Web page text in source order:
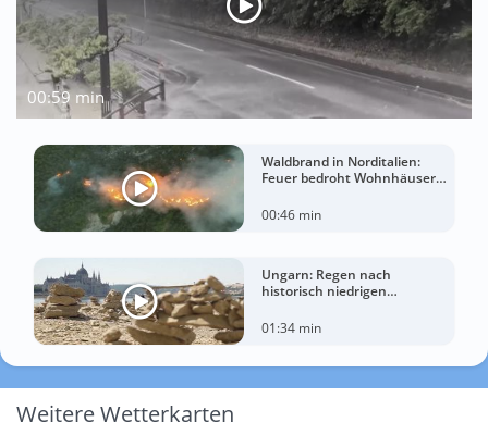
00:59 min
Waldbrand in Norditalien:
Feuer bedroht Wohnhäuser
00:46 min
Ungarn: Regen nach
historisch niedrigen
01:34 min
Weitere Wetterkarten